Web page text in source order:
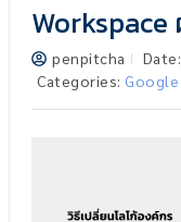
penpitcha Date:
Categories: